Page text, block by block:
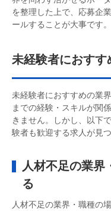
を整理した上で、応募企
ールすることが大事です。
未経験者におすす
未経験者におすすめの業
までの経験・スキルが関
きません。しかし、以下
験者も歓迎する求人が見
人材不足の業界
る
人材不足の業界・職種の